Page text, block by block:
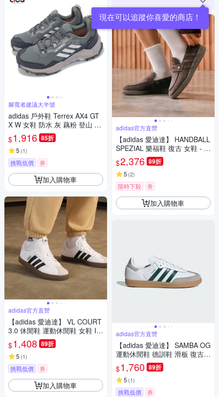
腳寬者建議大半號
adidas 戶外鞋 Terrex AX4 GT
X W 女鞋 防水 灰 藕粉 登山 機
能 抗撕裂 愛迪達 IG6580
$1,916 85折
5 (1)
挑戰低價 券
加入購物車
adidas官方直營
【adidas 愛迪達】 VL COURT
3.0 休閒鞋 運動休閒鞋 女鞋 ID
8797
$1,408 89折
5 (1)
挑戰低價 券
加入購物車
現在可以追蹤你喜愛的商店！
adidas官方直營
【adidas 愛迪達】 HANDBALL
SPEZIAL 樂福鞋 復古 女鞋 - O
riginals KJ2533
$2,376 89折
5 (2)
限時下殺 券
加入購物車
adidas官方直營
【adidas 愛迪達】 SAMBA OG
運動休閒鞋 德訓鞋 滑板 復古
女鞋 - Originals JI2724
$1,760 89折
5 (1)
挑戰低價 券